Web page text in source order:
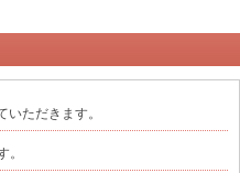
ただきます。
。